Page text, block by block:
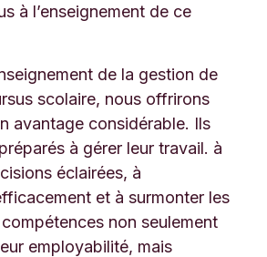
à l’enseignement de ce
de la gestion de
scolaire, nous offrirons
avantage considérable. Ils
à gérer leur travail. à
éclairées, à
et à surmonter les
non seulement
employabilité, mais